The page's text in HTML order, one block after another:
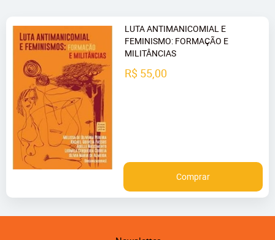
LUTA ANTIMANICOMIAL E
FEMINISMO: FORMAÇÃO E
MILITÂNCIAS
R$ 55,00
Comprar